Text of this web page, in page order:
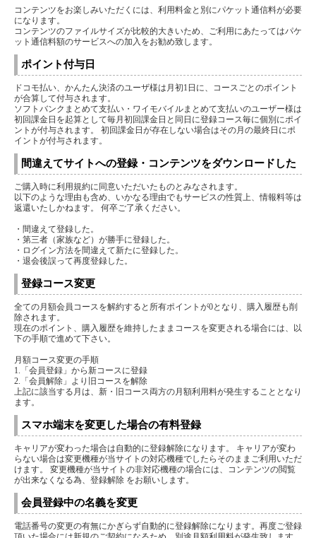
コンテンツをお楽しみいただくには、利用料金と別にパケット通信料が必要
になります。
コンテンツのファイルサイズが比較的大きいため、ご利用にあたってはパケ
ット通信料額のサービスへの加入をお勧め致します。
ポイント付与日
ドコモ払い、かんたん決済のユーザ様は月初1日に、コースごとのポイント
が合算して付与されます。
ソフトバンクまとめて支払い・ワイモバイルまとめて支払いのユーザー様は
初回課金日を起算として毎月初回課金日と同日に登録コース毎に個別にポイ
ントが付与されます。 初回課金日が存在しない場合はその月の最終日にポ
イントが付与されます。
間違えてサイトへの登録・コンテンツをダウンロードした
ご購入時に利用規約に同意いただいたものとみなされます。
以下のような理由も含め、いかなる理由でもサービスの性質上、情報料等は
返還いたしかねます。 何卒ご了承ください。
・間違えて登録した。
・第三者（家族など）が勝手に登録した。
・ログイン方法を間違えて新たに登録した。
・退会後誤って再度登録した。
登録コース変更
全ての月額会員コースを解約すると所有ポイントが0となり、購入履歴も削
除されます。
現在のポイント、購入履歴を維持したままコースを変更される場合には、以
下の手順で進めて下さい。
月額コース変更の手順
1.「会員登録」から新コースに登録
2.「会員解除」より旧コースを解除
上記に該当する月は、新・旧コース両方の月額利用料が発生することとなり
ます。
スマホ端末を変更した場合の有料登録
キャリアが変わった場合は自動的に登録解除になります。 キャリアが変わ
らない場合は変更機種が当サイトの対応機種でしたらそのままご利用いただ
けます。 変更機種が当サイトの非対応機種の場合には、コンテンツの閲覧
が出来なくなる為、登録解除 をお願いします。
会員登録中の名義を変更
電話番号の変更の有無にかぎらず自動的に登録解除になります。再度ご登録